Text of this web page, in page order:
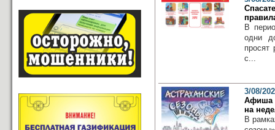
В
одни
просят
с...
3/08/
Афиша
на
В